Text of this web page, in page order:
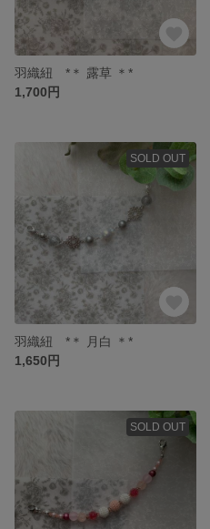
羽織紐 *＊ 露草 ＊*
1,700円
SOLD OUT
羽織紐 *＊ 月白 ＊*
1,650円
SOLD OUT